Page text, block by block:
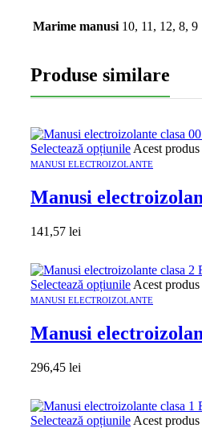
Marime manusi 10, 11, 12, 8, 9
Produse similare
Selectează opțiunile Acest
MANUSI ELECTROIZOLANTE
Manusi
141,57 lei
Selectează opțiunile Acest
MANUSI ELECTROIZOLANTE
Manusi
296,45 lei
Selectează opțiunile Acest